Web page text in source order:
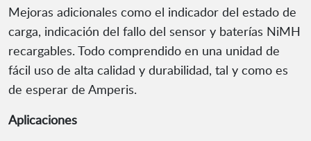
Mejoras adicionales como el indicador del estado de
carga, indicación del fallo del sensor y baterías NiMH
recargables. Todo comprendido en una unidad de
fácil uso de alta calidad y durabilidad, tal y como es
de esperar de Amperis.
Aplicaciones